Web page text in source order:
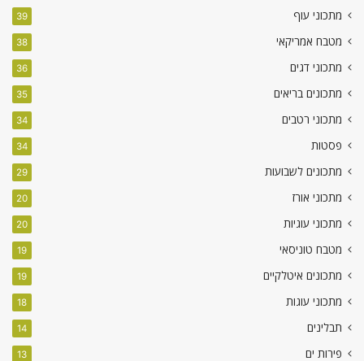
מתכוני עוף 39
מטבח אמריקאי 38
מתכוני דגים 36
מתכונים בריאים 35
מתכוני רטבים 34
פסטות 34
מתכונים לשבועות 29
מתכוני אורז 20
מתכוני עוגיות 20
מטבח טוניסאי 19
מתכונים איטלקיים 19
מתכוני עוגות 18
תבלינים 14
פירות ים 13